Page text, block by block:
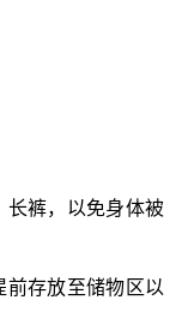
长裤，以免身体被
前存放至储物区以